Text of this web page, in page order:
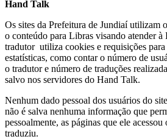
Hand Talk
Os sites da Prefeitura de Jundiaí utilizam o
o conteúdo para Libras visando atender
tradutor utiliza cookies e requisições para
estatísticas, como contar o número de
o tradutor e número de traduções
salvo nos servidores do Hand Talk.
Nenhum dado pessoal dos usuários do
não é salva nenhuma informação que
pessoalmente, as páginas que ele
traduziu.